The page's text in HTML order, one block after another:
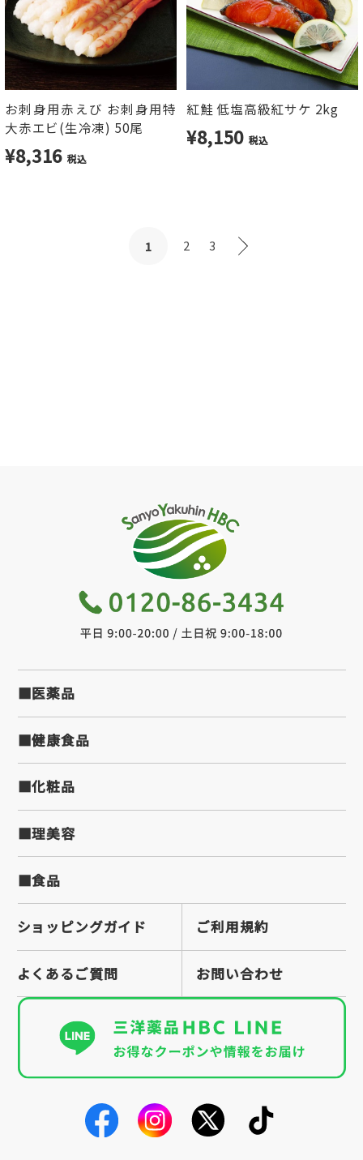
お刺身用赤えび お刺身用特
大赤エビ(生冷凍) 50尾
¥8,316 税込
紅鮭 低塩高級紅サケ 2kg
¥8,150 税込
1 2 3
■医薬品
■健康食品
■化粧品
■理美容
■食品
ショッピングガイド ご利用規約
よくあるご質問 お問い合わせ